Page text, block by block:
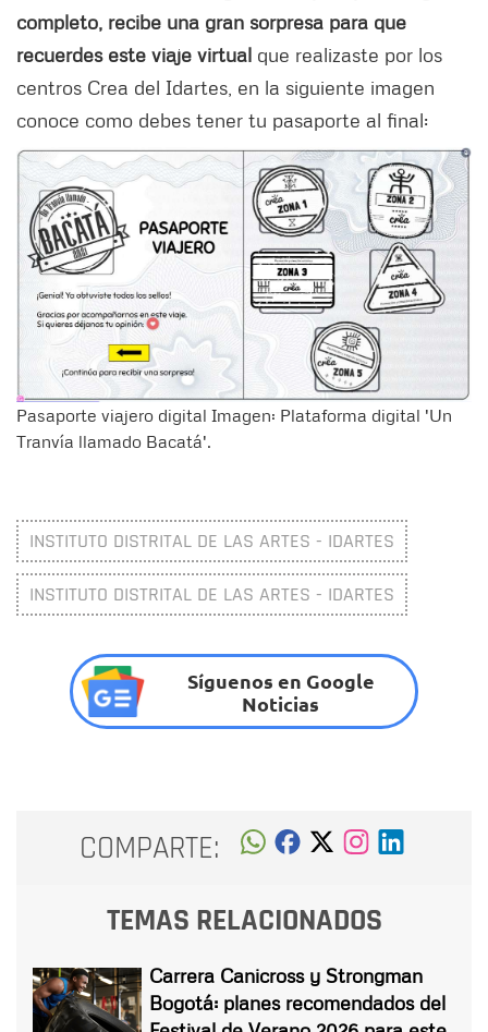
completo, recibe una gran sorpresa para que
recuerdes este viaje virtual que realizaste por los
centros Crea del Idartes, en la siguiente imagen
conoce como debes tener tu pasaporte al final:
Pasaporte viajero digital Imagen: Plataforma digital 'Un
Tranvía llamado Bacatá'.
INSTITUTO DISTRITAL DE LAS ARTES - IDARTES
INSTITUTO DISTRITAL DE LAS ARTES - IDARTES
Síguenos en Google
Noticias
COMPARTE:
TEMAS RELACIONADOS
Carrera Canicross y Strongman
Bogotá: planes recomendados del